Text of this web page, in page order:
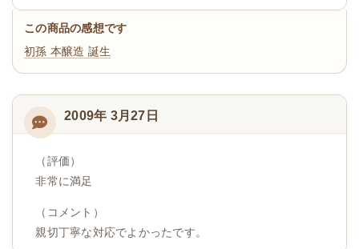
この商品の感想です
初孫 本醸造 誕生
2009年 3月27日
（評価）
非常に満足
（コメント）
親切丁寧な対応でよかったです。